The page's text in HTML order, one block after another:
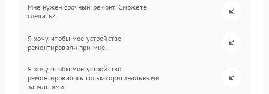
Мне нужен срочный ремонт. Сможете
сделать?
Я хочу, чтобы мое устройство
ремонтировали при мне.
Я хочу, чтобы мое устройство
ремонтировалось только оригинальными
запчастями.